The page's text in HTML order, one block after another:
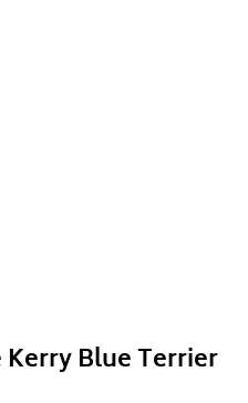
Blue Terrier